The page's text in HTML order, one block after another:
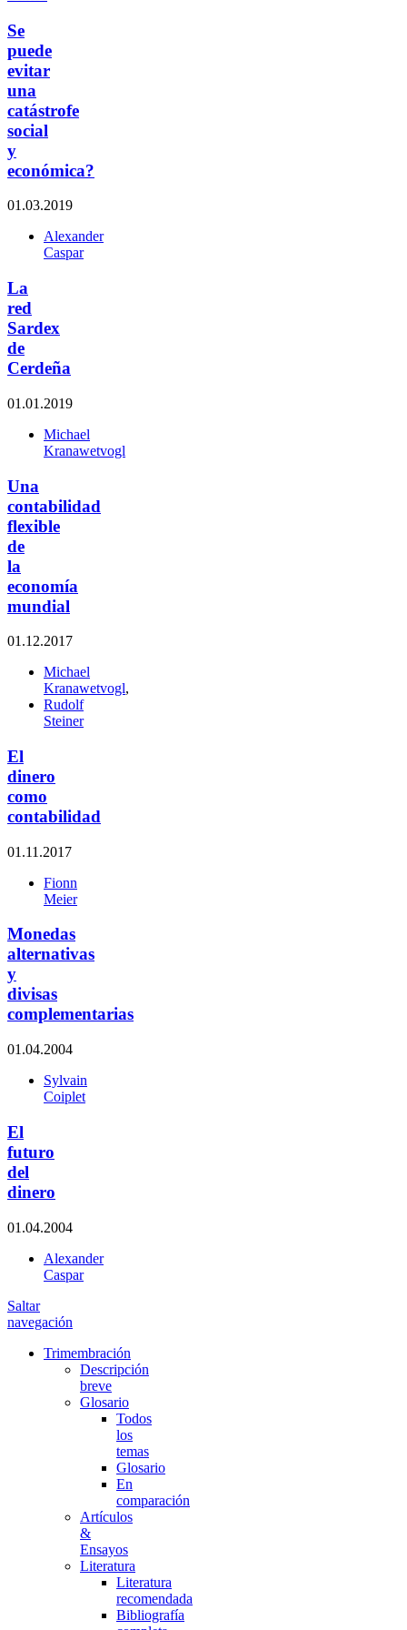
Se
puede
evitar
una
catástrofe
social
y
económica?
01.03.2019
Alexander
Caspar
La
red
Sardex
de
Cerdeña
01.01.2019
Michael
Kranawetvogl
Una
contabilidad
flexible
de
la
economía
mundial
01.12.2017
Michael
Kranawetvogl,
Rudolf
Steiner
El
dinero
como
contabilidad
01.11.2017
Fionn
Meier
Monedas
alternativas
y
divisas
complementarias
01.04.2004
Sylvain
Coiplet
El
futuro
del
dinero
01.04.2004
Alexander
Caspar
Saltar
navegación
Trimembración
Descripción
breve
Glosario
Todos
los
temas
Glosario
En
comparación
Artículos
&
Ensayos
Literatura
Literatura
recomendada
Bibliografía